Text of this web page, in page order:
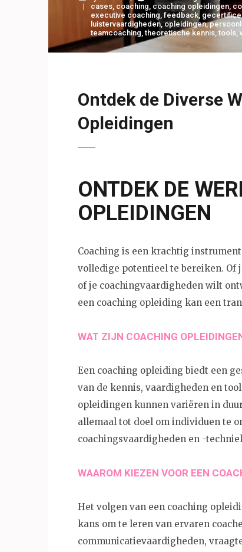
cases coaching coaching opleidingen,
executive coaching feedback,
luistervaardigheden,opleidingen,
teamcoaching ,theoretische kennis tools
Ontdek de Diverse
Opleidingen
ONTDEK DE
OPLEIDINGEN
Coaching is een krachtig
volledige potentieel te bereiken. Of
of je coachingvaardigheden wilt
een coaching opleiding kan een
WAT ZIJN COACHING
Een coaching opleiding biedt een
van de kennis, vaardigheden en
opleidingen kunnen variëren in
allemaal tot doel om individuen te
coachingsvaardigheden en -
WAAROM KIEZEN VOOR EEN
Het volgen van een coaching
kans om te leren van ervaren
communicatievaardigheden,